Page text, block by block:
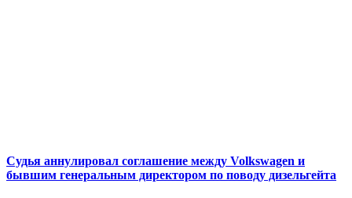
Судья аннулировал соглашение между Volkswagen и
бывшим генеральным директором по поводу дизельгейта